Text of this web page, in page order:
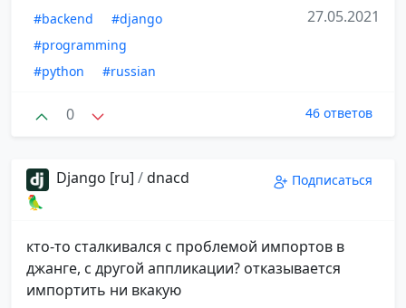
#backend
#django
#programming
#python
#russian
27.05.2021
0 46 ответов
Django [ru] /dnacd
🦜
Подписаться
кто-то сталкивался с проблемой импортов в
джанге, с другой аппликации? отказывается
импортить ни вкакую